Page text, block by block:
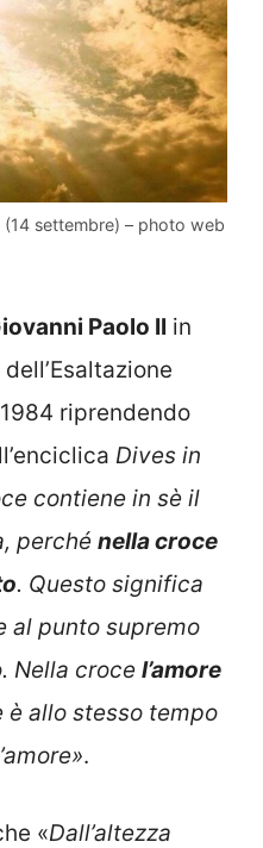
settembre) – photo web
Paolo II in
riprendendo
Dives in
contiene in sè il
perché nella croce
. Questo significa
al punto supremo
Nella croce l’amore
è allo stesso tempo
.
«Dall’altezza